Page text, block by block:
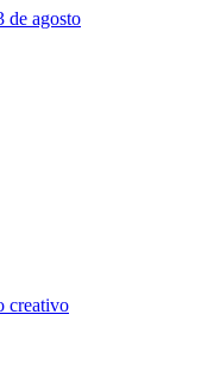
de agosto
creativo